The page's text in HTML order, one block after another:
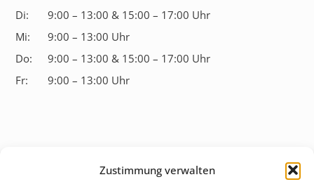
Zustimmung verwalten
Di:
9:00 – 13:00 & 15:00 – 17:00 Uhr
Mi:
9:00 – 13:00 Uhr
Do:
9:00 – 13:00 & 15:00 – 17:00 Uhr
Fr:
9:00 – 13:00 Uhr